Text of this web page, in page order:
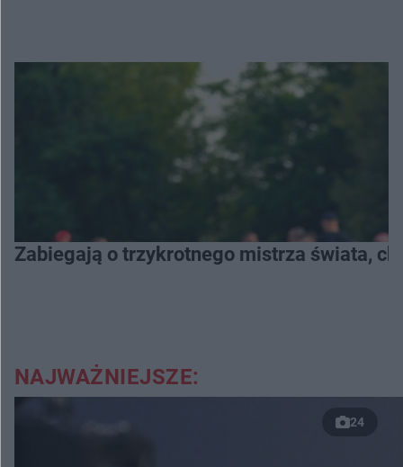
Zabiegają o trzykrotnego mistrza świata,
NAJWAŻNIEJSZE:
24